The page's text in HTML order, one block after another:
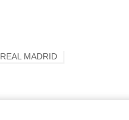
REAL MADRID